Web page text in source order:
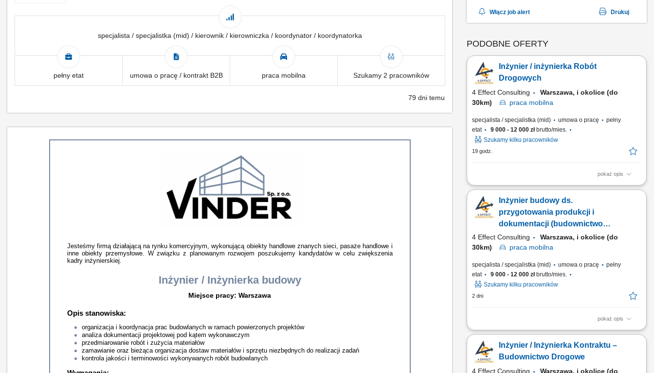
specjalista / specjalistka (mid) / kierownik / kierowniczka / koordynator / koordynatorka
pełny etat umowa o pracę / kontrakt B2B praca mobilna Szukamy 2 pracowników
79 dni temu
Jesteśmy firmą działającą na rynku komercyjnym, wykonującą obiekty handlowe znanych sieci, pasaże handlowe i
inne obiekty przemysłowe. W związku z planowanym rozwojem poszukujemy kandydatów w celu zwiększenia
kadry inżynierskiej.
Inżynier / Inżynierka budowy
Miejsce pracy: Warszawa
Opis stanowiska:
organizacja i koordynacja prac budowlanych w ramach powierzonych projektów
analiza dokumentacji projektowej pod kątem wykonawczym
przedmiarowanie robót i zużycia materiałów
zamawianie oraz bieżąca organizacja dostaw materiałów i sprzętu niezbędnych do realizacji zadań
kontrola jakości i terminowości wykonywanych robót budowlanych
Włącz job alert Drukuj
PODOBNE OFERTY
Inżynier / inżynierka Robót
Drogowych
4 Effect Consulting
Warszawa, i okolice (do
30km)
praca mobilna
specjalista / specjalistka (mid) umowa o pracę
pełny
etat
9 000 - 12 000 złbrutto/mies.
Szukamy kilku pracowników
19 godz.
pokaż opis
Miejsce pracy: Warszawa i okolice (do 30k) Opis stanowiska:
projektantami, inwestorem oraz podwykonawcami. Nadzór nad
realizacją robót drogowych i ziemnych zgodnie z
dokumentacją projektową, harmonogramem oraz
obowiązującymi...
Inżynier budowy ds.
przygotowania produkcji i
dokumentacji (budownictwo
drogowe)(k/m)
4 Effect Consulting
Warszawa, i okolice (do
30km)
praca mobilna
specjalista / specjalistka (mid) umowa o pracę
pełny
etat
9 000 - 12 000 złbrutto/mies.
Szukamy kilku pracowników
2 dni
pokaż opis
Miejsce pracy: Warszawa i okolice (do 30k) Opis stanowiska:
współpraca z firmami podwykonawczymi w zakresie
geotechniki, geodezji i raportowania; Przestrzeganie
przepisów BHP i ochrony środowiska na terenie budowy oraz
Inżynier / Inżynierka Kontraktu –
Budownictwo Drogowe
4 Effect Consulting Warszawa, i okolice (do